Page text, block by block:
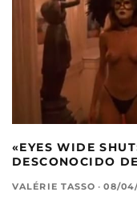
«EYES WIDE
DESCONOCIDO
VALÉRIE TASSO · 08/